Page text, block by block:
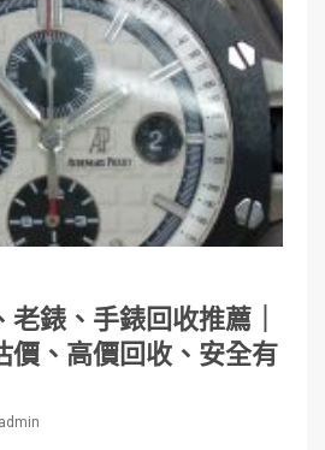
錶、手錶回收推薦｜
價、高價回收、安全有
admin